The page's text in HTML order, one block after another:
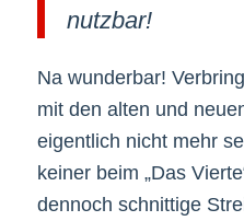
nutzbar!
Na wunderbar!
mit den alten und
eigentlich nicht mehr
keiner beim „Das
dennoch schnittige